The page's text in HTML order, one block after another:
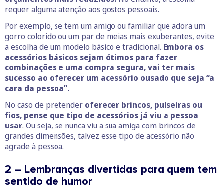
requer alguma atenção aos gostos pessoais.
Por exemplo, se tem um amigo ou familiar que adora um
gorro colorido ou um par de meias mais exuberantes, evite
a escolha de um modelo básico e tradicional. Embora os
acessórios básicos sejam ótimos para fazer
combinações e uma compra segura, vai ter mais
sucesso ao oferecer um acessório ousado que seja “a
cara da pessoa”.
No caso de pretender oferecer brincos, pulseiras ou
fios, pense que tipo de acessórios já viu a pessoa
usar. Ou seja, se nunca viu a sua amiga com brincos de
grandes dimensões, talvez esse tipo de acessório não
agrade à pessoa.
2 – Lembranças divertidas para quem tem
sentido de humor